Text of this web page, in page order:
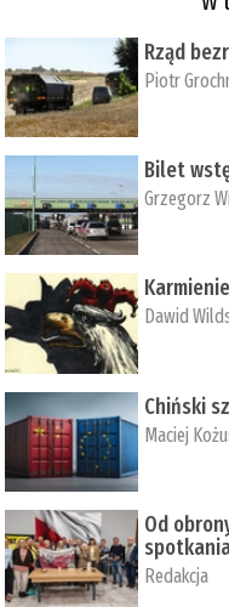
Rząd
Piotr
Bilet
Grzegorz
Dawid
Chiński
Maciej
Od
Redakcja